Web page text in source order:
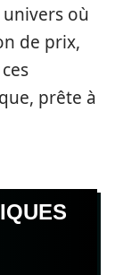
où
de prix,
prête à